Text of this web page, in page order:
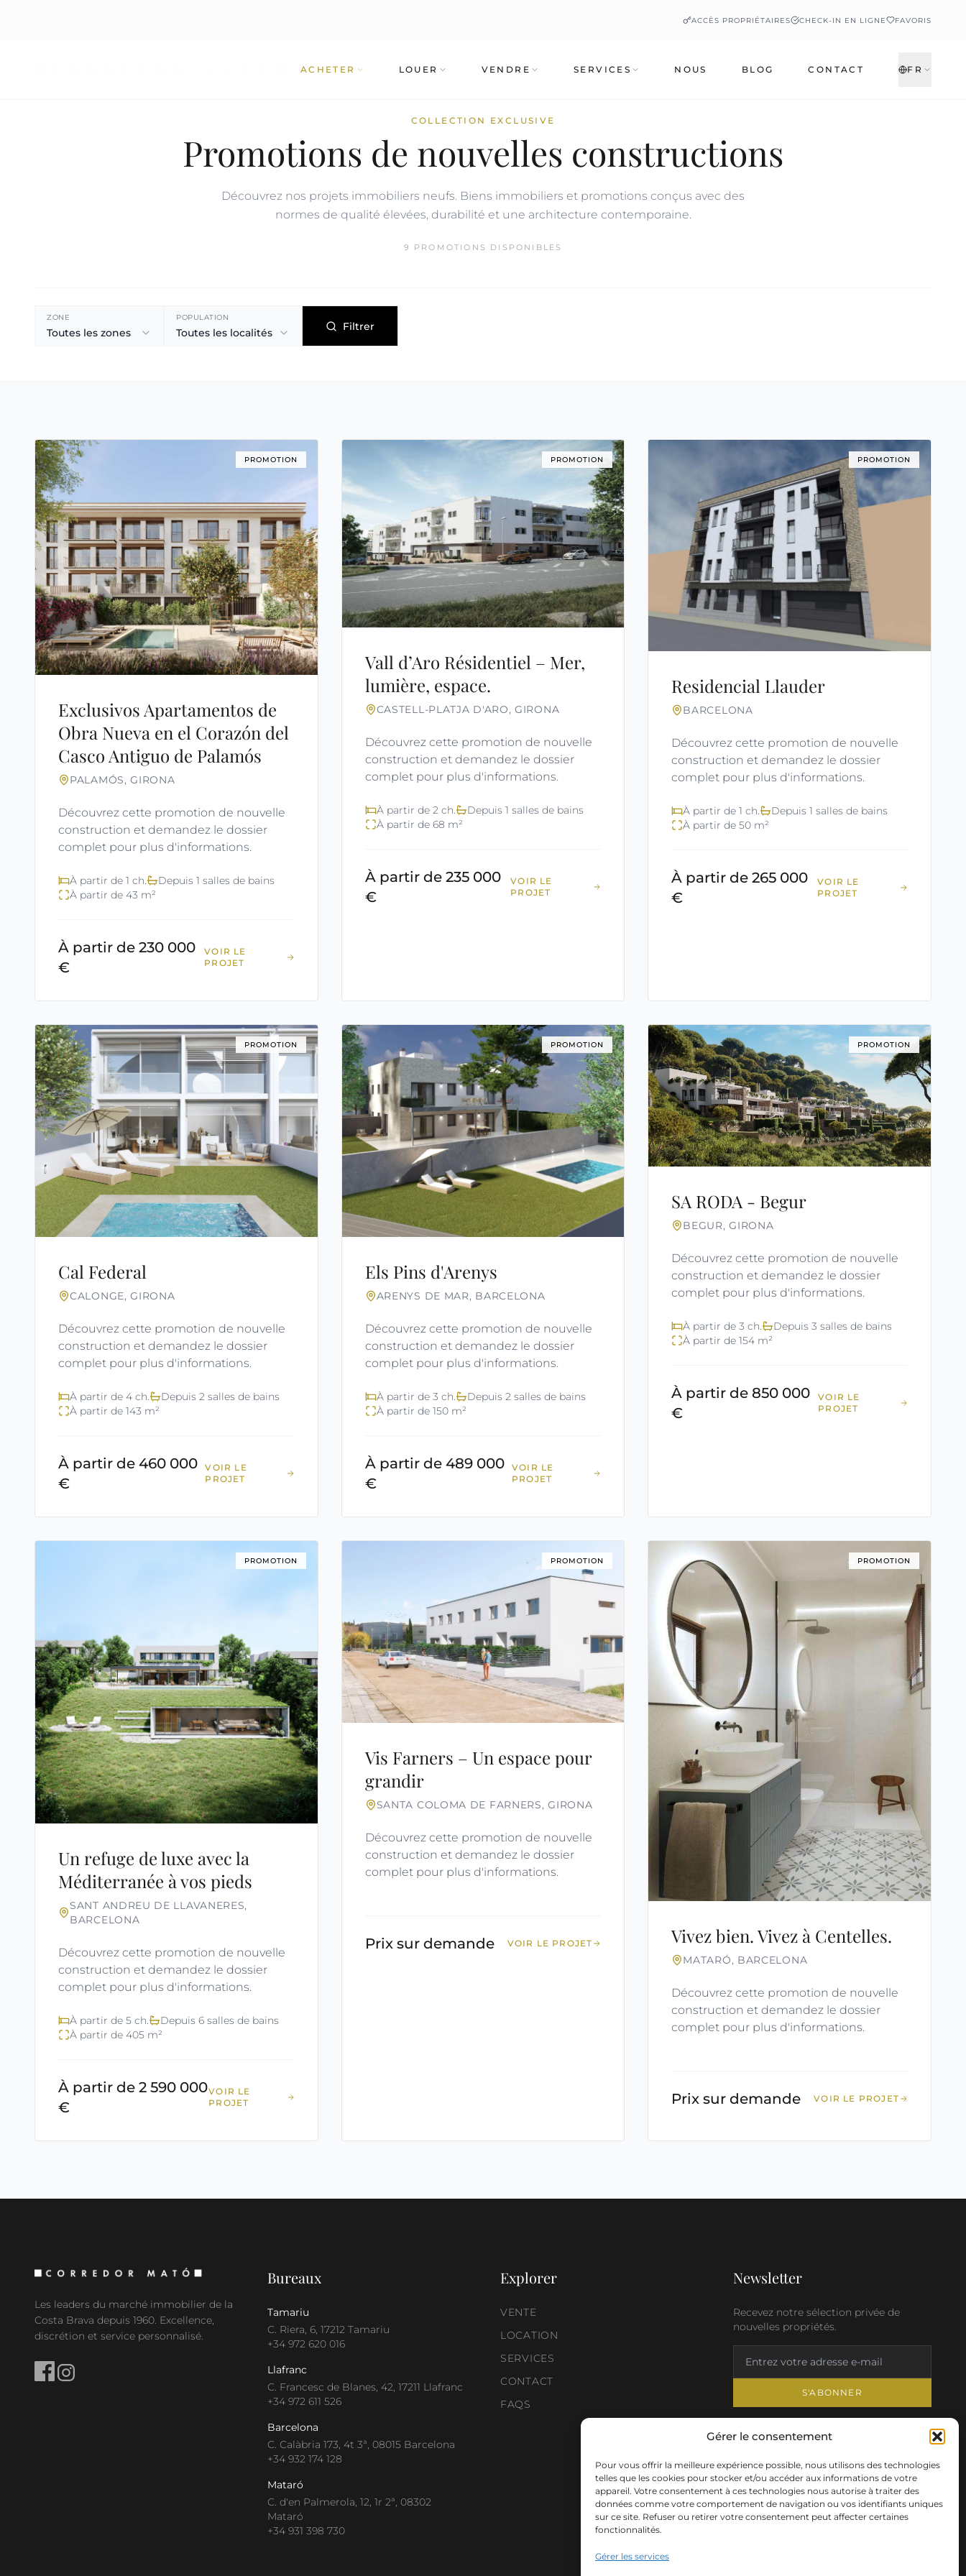
Gérer le consentement
Pour vous offrir la meilleure expérience possible, nous utilisons des technologies
telles que les cookies pour stocker et/ou accéder aux informations de votre
appareil. Votre consentement à ces technologies nous autorise à traiter des
données comme votre comportement de navigation ou vos identifiants uniques
sur ce site. Refuser ou retirer votre consentement peut affecter certaines
fonctionnalités.
Gérer les services
ACCÈS PROPRIÉTAIRES CHECK-IN EN LIGNE FAVORIS
ACHETER LOUER VENDRE SERVICES NOUS BLOG CONTACT FR
COLLECTION EXCLUSIVE
Promotions de nouvelles constructions
Découvrez nos projets immobiliers neufs. Biens immobiliers et promotions conçus avec des
normes de qualité élevées, durabilité et une architecture contemporaine.
9 PROMOTIONS DISPONIBLES
ZONE
Toutes les zones
POPULATION
Toutes les localités
Filtrer
PROMOTION
Exclusivos Apartamentos de
Obra Nueva en el Corazón del
Casco Antiguo de Palamós
PALAMÓS, GIRONA
Découvrez cette promotion de nouvelle
construction et demandez le dossier
complet pour plus d'informations.
À partir de 1 ch.
Depuis 1 salles de bains
À partir de 43 m²
À partir de 230 000
€
VOIR LE
PROJET
PROMOTION
Vall d’Aro Résidentiel – Mer,
lumière, espace.
CASTELL-PLATJA D'ARO, GIRONA
Découvrez cette promotion de nouvelle
construction et demandez le dossier
complet pour plus d'informations.
À partir de 2 ch.
Depuis 1 salles de bains
À partir de 68 m²
À partir de 235 000
€
VOIR LE
PROJET
PROMOTION
Residencial Llauder
BARCELONA
Découvrez cette promotion de nouvelle
construction et demandez le dossier
complet pour plus d'informations.
À partir de 1 ch.
Depuis 1 salles de bains
À partir de 50 m²
À partir de 265 000
€
VOIR LE
PROJET
PROMOTION
Cal Federal
CALONGE, GIRONA
Découvrez cette promotion de nouvelle
construction et demandez le dossier
complet pour plus d'informations.
À partir de 4 ch.
Depuis 2 salles de bains
À partir de 143 m²
À partir de 460 000
€
VOIR LE
PROJET
PROMOTION
Els Pins d'Arenys
ARENYS DE MAR, BARCELONA
Découvrez cette promotion de nouvelle
construction et demandez le dossier
complet pour plus d'informations.
À partir de 3 ch.
Depuis 2 salles de bains
À partir de 150 m²
À partir de 489 000
€
VOIR LE
PROJET
PROMOTION
SA RODA - Begur
BEGUR, GIRONA
Découvrez cette promotion de nouvelle
construction et demandez le dossier
complet pour plus d'informations.
À partir de 3 ch.
Depuis 3 salles de bains
À partir de 154 m²
À partir de 850 000
€
VOIR LE
PROJET
PROMOTION
Un refuge de luxe avec la
Méditerranée à vos pieds
SANT ANDREU DE LLAVANERES,
BARCELONA
Découvrez cette promotion de nouvelle
construction et demandez le dossier
complet pour plus d'informations.
À partir de 5 ch.
Depuis 6 salles de bains
À partir de 405 m²
À partir de 2 590 000
€
VOIR LE
PROJET
PROMOTION
Vis Farners – Un espace pour
grandir
SANTA COLOMA DE FARNERS, GIRONA
Découvrez cette promotion de nouvelle
construction et demandez le dossier
complet pour plus d'informations.
Prix sur demande VOIR LE PROJET
PROMOTION
Vivez bien. Vivez à Centelles.
MATARÓ, BARCELONA
Découvrez cette promotion de nouvelle
construction et demandez le dossier
complet pour plus d'informations.
Prix sur demande VOIR LE PROJET
Les leaders du marché immobilier de la
Costa Brava depuis 1960. Excellence,
discrétion et service personnalisé.
Bureaux
Tamariu
C. Riera, 6, 17212 Tamariu
+34 972 620 016
Llafranc
C. Francesc de Blanes, 42, 17211 Llafranc
+34 972 611 526
Barcelona
C. Calàbria 173, 4t 3ª, 08015 Barcelona
+34 932 174 128
Mataró
C. d'en Palmerola, 12, 1r 2ª, 08302
Mataró
+34 931 398 730
Explorer
VENTE
LOCATION
SERVICES
CONTACT
FAQS
Newsletter
Recevez notre sélection privée de
nouvelles propriétés.
S'ABONNER